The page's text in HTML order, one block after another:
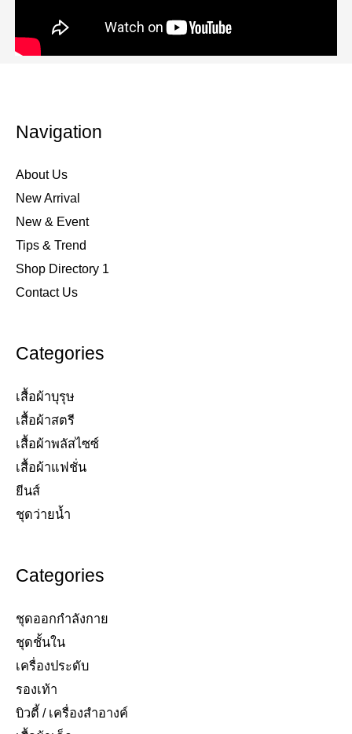
Navigation
About Us
New Arrival
New & Event
Tips & Trend
Shop Directory 1
Contact Us
Categories
เสื้อผ้าบุรุษ
เสื้อผ้าสตรี​
เสื้อผ้าพลัสไซซ์​
เสื้อผ้าแฟชั่น​
ยีนส์​
ชุดว่ายน้ำ​
Categories
ชุดออกกำลังกาย
ชุดชั้นใน
เครื่องประดับ​
รองเท้า​
บิวตี้ / เครื่องสำอางค์